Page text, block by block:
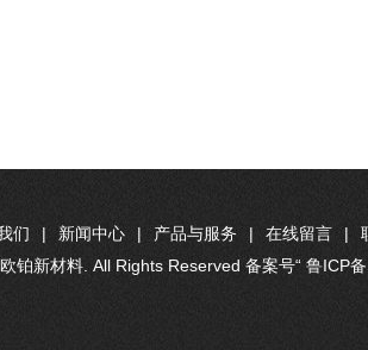
们 | 新闻中心 | 产品与服务 | 在线留言 |
欧铂新材料 . All Rights Reserved 备案号“ 鲁ICP